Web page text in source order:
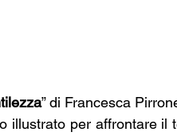
” di Francesca
illustrato per affrontare